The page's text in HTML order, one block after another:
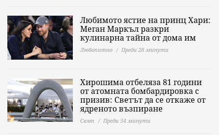
Любимото ястие на принц Хари:
Меган Маркъл разкри
кулинарна тайна от дома им
Любопитно Преди 28 минути
Хирошима отбеляза 81 години
от атомната бомбардировка с
призив: Светът да се откаже от
ядреното възпиране
Свят Преди 54 минути